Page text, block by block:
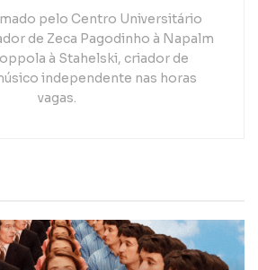
pelo Centro Universitário
de Zeca Pagodinho à Napalm
à Stahelski, criador de
independente nas horas
vagas.